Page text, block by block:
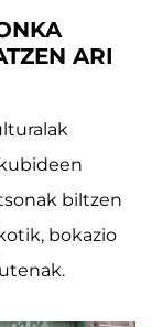
ARI
biltzen
bokazio